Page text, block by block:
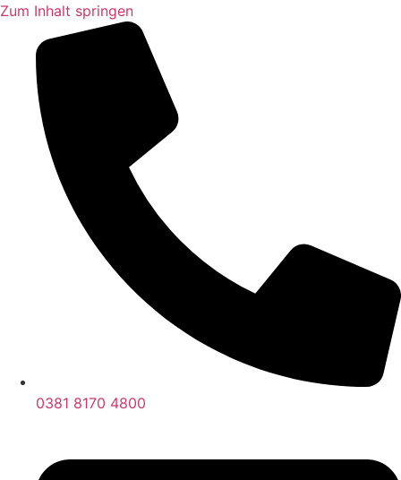
Zum Inhalt springen
0381 8170 4800